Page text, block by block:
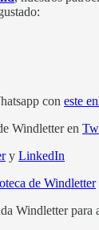
con este
Windletter en
y LinkedIn
de Windletter
Windletter para